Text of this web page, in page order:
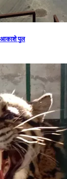
आकाशे पुल